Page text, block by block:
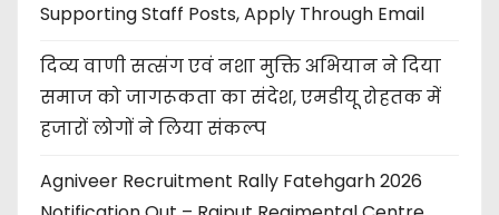
Supporting Staff Posts, Apply Through Email
दिव्य वाणी सत्संग एवं नशा मुक्ति अभियान ने दिया
समाज को जागरूकता का संदेश, एमडीयू रोहतक में
हजारों लोगों ने लिया संकल्प
Agniveer Recruitment Rally Fatehgarh 2026